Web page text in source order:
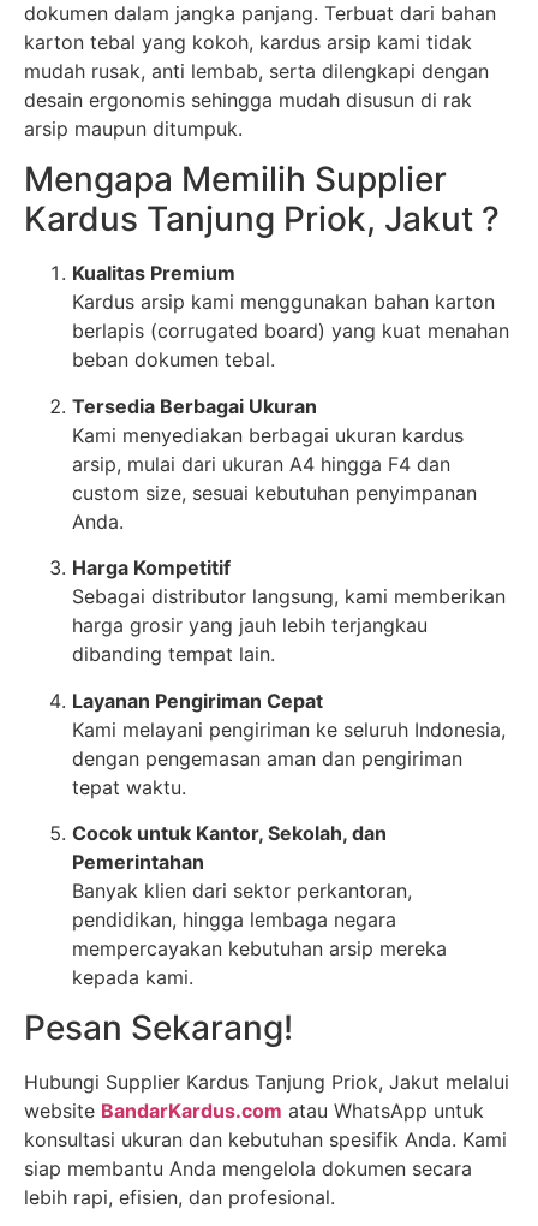
dokumen dalam jangka panjang. Terbuat dari bahan
karton tebal yang kokoh, kardus arsip kami tidak
mudah rusak, anti lembab, serta dilengkapi dengan
desain ergonomis sehingga mudah disusun di rak
arsip maupun ditumpuk.
Mengapa Memilih Supplier
Kardus Tanjung Priok, Jakut ?
Kualitas Premium
Kardus arsip kami menggunakan bahan karton
berlapis (corrugated board) yang kuat menahan
beban dokumen tebal.
Tersedia Berbagai Ukuran
Kami menyediakan berbagai ukuran kardus
arsip, mulai dari ukuran A4 hingga F4 dan
custom size, sesuai kebutuhan penyimpanan
Anda.
Harga Kompetitif
Sebagai distributor langsung, kami memberikan
harga grosir yang jauh lebih terjangkau
dibanding tempat lain.
Layanan Pengiriman Cepat
Kami melayani pengiriman ke seluruh Indonesia,
dengan pengemasan aman dan pengiriman
tepat waktu.
Cocok untuk Kantor, Sekolah, dan
Pemerintahan
Banyak klien dari sektor perkantoran,
pendidikan, hingga lembaga negara
mempercayakan kebutuhan arsip mereka
kepada kami.
Pesan Sekarang!
Hubungi Supplier Kardus Tanjung Priok, Jakut melalui
website BandarKardus.com atau WhatsApp untuk
konsultasi ukuran dan kebutuhan spesifik Anda. Kami
siap membantu Anda mengelola dokumen secara
lebih rapi, efisien, dan profesional.